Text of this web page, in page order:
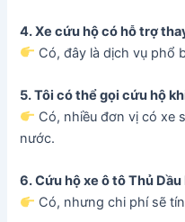
4. Xe cứu hộ có hỗ trợ
Có, đây là dịch vụ phổ
5. Tôi có thể gọi cứu hộ
Có, nhiều đơn vị có xe
nước.
6. Cứu hộ xe ô tô Thủ
Có, nhưng chi phí sẽ